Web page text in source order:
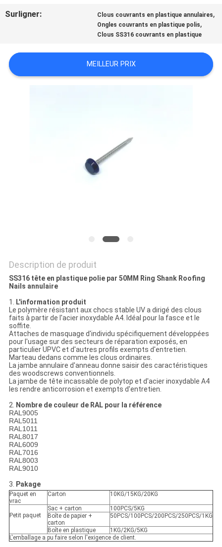
DEMANDEZ
CITATION
Surligner: Clous couvrants en plastique annulaires,
Ongles couvrants en plastique polis,
Clous SS316 couvrants en plastique
MEILLEUR PRIX
Description de produit
SS316 tête en plastique polie par 50MM Ring Shank Roofing
Nails annulaire
1. L'information produit
Le polymère résistant aux chocs stable UV a dirigé des clous
faits à partir de l'acier inoxydable A4. Idéal pour la fasce et le
soffite.
Attaches de masquage d'individu spécifiquement développées
pour l'usage sur des secteurs de réparation exposés, en
particulier UPVC et d'autres profils exempts d'entretien.
Marteau dedans comme les clous ordinaires.
La jambe annulaire d'anneau donne saisir des caractéristiques
des woodscrews conventionnels.
La jambe de tête incassable de polytop et d'acier inoxydable A4
les rendre anticorrosion et exempts d'entretien.
2. Nombre de couleur de RAL pour la référence
RAL9005
RAL5011
RAL1011
RAL8017
RAL6009
RAL7016
RAL8003
RAL9010
3. Pakage
Paquet en
vrac
Carton 10KG/15KG/20KG
Petit paquet
Sac + carton
100PCS/5KG
Boîte de papier +
carton
50PCS/100PCS/200PCS/250PCS/1KG
Boîte en plastique
1KG/2KG/5KG
L'emballage a pu faire selon l'exigence de client.